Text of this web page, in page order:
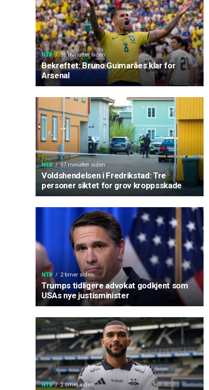
NTB 36 minutter siden
Bekreftet: Bruno Guimarães klar for
Arsenal
NTB 57 minutter siden
Voldshendelsen i Fredrikstad: Tre
personer siktet for grov kroppsskade
NTB 2 timer siden
Trumps tidligere advokat godkjent som
USAs nye justisminister
NTB 2 timer siden